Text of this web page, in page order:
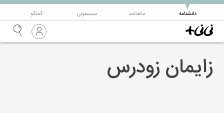
دانشنامه
▼ ماهنامه سیسمونی گفتگو
زایمان زودرس ‌